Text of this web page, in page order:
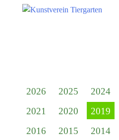
Kunstverein Tiergarten
Förderer
Jahresgaben
2026 2025 2024
2021
2020 2019
2016
2015 2014